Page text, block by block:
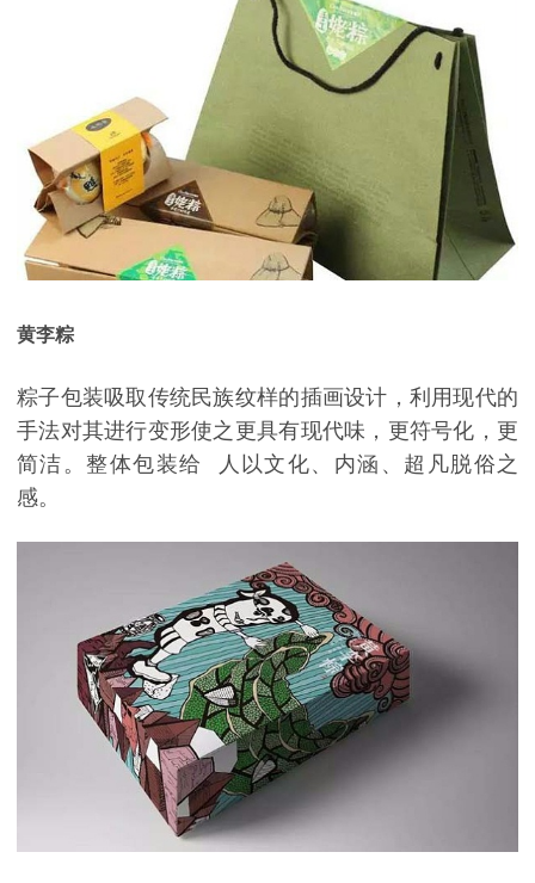
黄李粽
粽子包装吸取传统民族纹样的插画设计，利用现代的
手法对其进行变形使之更具有现代味，更符号化，更
简洁。整体包装给 人以文化、内涵、超凡脱俗之
感。